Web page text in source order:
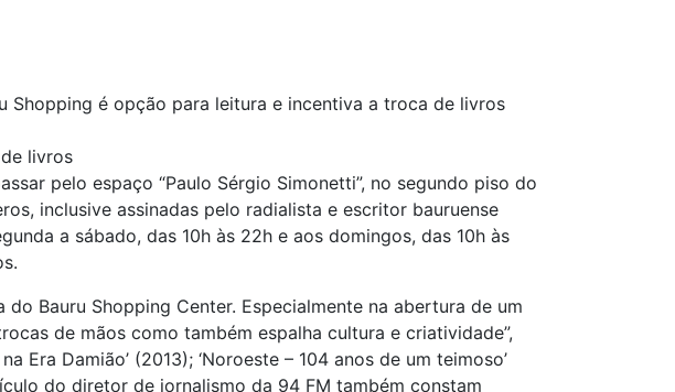
Shopping é opção para leitura e incentiva a troca de livros
livros
pelo espaço “Paulo Sérgio Simonetti”, no segundo piso do
inclusive assinadas pelo radialista e escritor bauruense
a sábado, das 10h às 22h e aos domingos, das 10h às
Bauru Shopping Center. Especialmente na abertura de um
de mãos como também espalha cultura e criatividade”,
Damião’ (2013); ‘Noroeste – 104 anos de um teimoso’
do diretor de jornalismo da 94 FM também constam